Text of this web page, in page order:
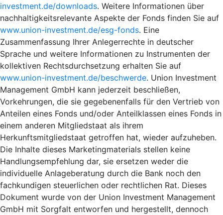
investment.de/downloads. Weitere Informationen über
nachhaltigkeitsrelevante Aspekte der Fonds finden Sie auf
www.union-investment.de/esg-fonds. Eine
Zusammenfassung Ihrer Anlegerrechte in deutscher
Sprache und weitere Informationen zu Instrumenten der
kollektiven Rechtsdurchsetzung erhalten Sie auf
www.union-investment.de/beschwerde. Union Investment
Management GmbH kann jederzeit beschließen,
Vorkehrungen, die sie gegebenenfalls für den Vertrieb von
Anteilen eines Fonds und/oder Anteilklassen eines Fonds in
einem anderen Mitgliedstaat als ihrem
Herkunftsmitgliedstaat getroffen hat, wieder aufzuheben.
Die Inhalte dieses Marketingmaterials stellen keine
Handlungsempfehlung dar, sie ersetzen weder die
individuelle Anlageberatung durch die Bank noch den
fachkundigen steuerlichen oder rechtlichen Rat. Dieses
Dokument wurde von der Union Investment Management
GmbH mit Sorgfalt entworfen und hergestellt, dennoch